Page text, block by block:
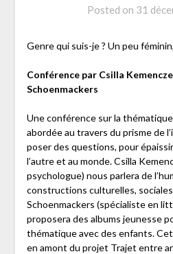
Posted on 31
Genre qui suis-je ? Un peu
Conférence par Csilla
Schoenmackers
Une conférence sur la
abordée au travers du prisme de
poser des questions, pour
l’autre et au monde. Csilla
psychologue) nous parlera de
constructions culturelles,
Schoenmackers (spécialiste en
proposera des albums jeunesse
thématique avec des enfants.
en amont du projet Trajet entre